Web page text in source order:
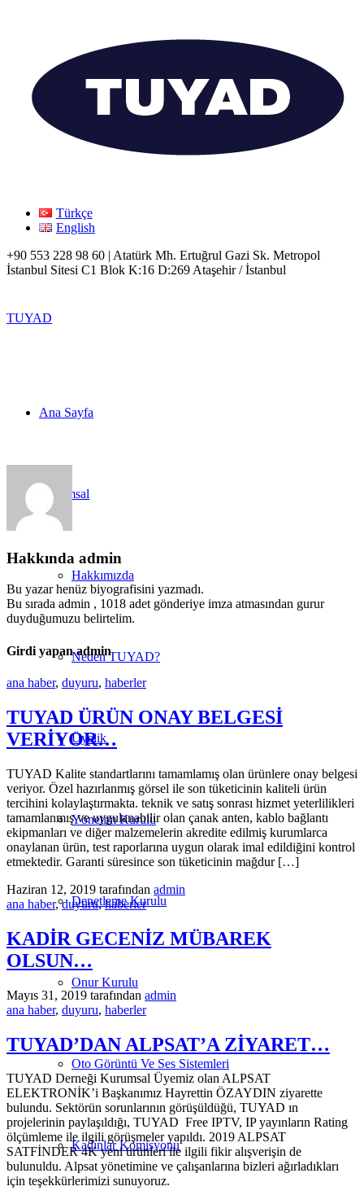
Türkçe
English
+90 553 228 98 60 | Atatürk Mh. Ertuğrul Gazi Sk. Metropol
İstanbul Sitesi C1 Blok K:16 D:269 Ataşehir / İstanbul
TUYAD
Ana Sayfa
Kurumsal
Hakkımızda
Neden TUYAD?
Üyelik
Yönetim Kurulu
Denetleme Kurulu
Onur Kurulu
Oto Görüntü Ve Ses Sistemleri
Kadınlar Komisyonu
Hakkında admin
Bu yazar henüz biyografisini yazmadı.
Bu sırada admin , 1018 adet gönderiye imza atmasından gurur
duyduğumuzu belirtelim.
Girdi yapan admin
ana haber, duyuru, haberler
TUYAD ÜRÜN ONAY BELGESİ
VERİYOR…
TUYAD Kalite standartlarını tamamlamış olan ürünlere onay belgesi
veriyor. Özel hazırlanmış görsel ile son tüketicinin kaliteli ürün
tercihini kolaylaştırmakta. teknik ve satış sonrası hizmet yeterlilikleri
tamamlanmış ve uygulanabilir olan çanak anten, kablo bağlantı
ekipmanları ve diğer malzemelerin akredite edilmiş kurumlarca
onaylanan ürün, test raporlarına uygun olarak imal edildiğini kontrol
etmektedir. Garanti süresince son tüketicinin mağdur […]
Haziran 12, 2019 tarafından admin
ana haber,duyuru,haberler
KADİR GECENİZ MÜBAREK
OLSUN…
Mayıs 31, 2019 tarafından admin
ana haber, duyuru, haberler
TUYAD’DAN ALPSAT’A ZİYARET…
TUYAD Derneği Kurumsal Üyemiz olan ALPSAT
ELEKTRONİK’i Başkanımız Hayrettin ÖZAYDIN ziyarette
bulundu. Sektörün sorunlarının görüşüldüğü, TUYAD ın
projelerinin paylaşıldığı, TUYAD Free IPTV, IP yayınların Rating
ölçümleme ile ilgili görüşmeler yapıldı. 2019 ALPSAT
SATFİNDER 4K yeni ürünleri ile ilgili fikir alışverişin de
bulunuldu. Alpsat yönetimine ve çalışanlarına bizleri ağırladıkları
için teşekkürlerimizi sunuyoruz.